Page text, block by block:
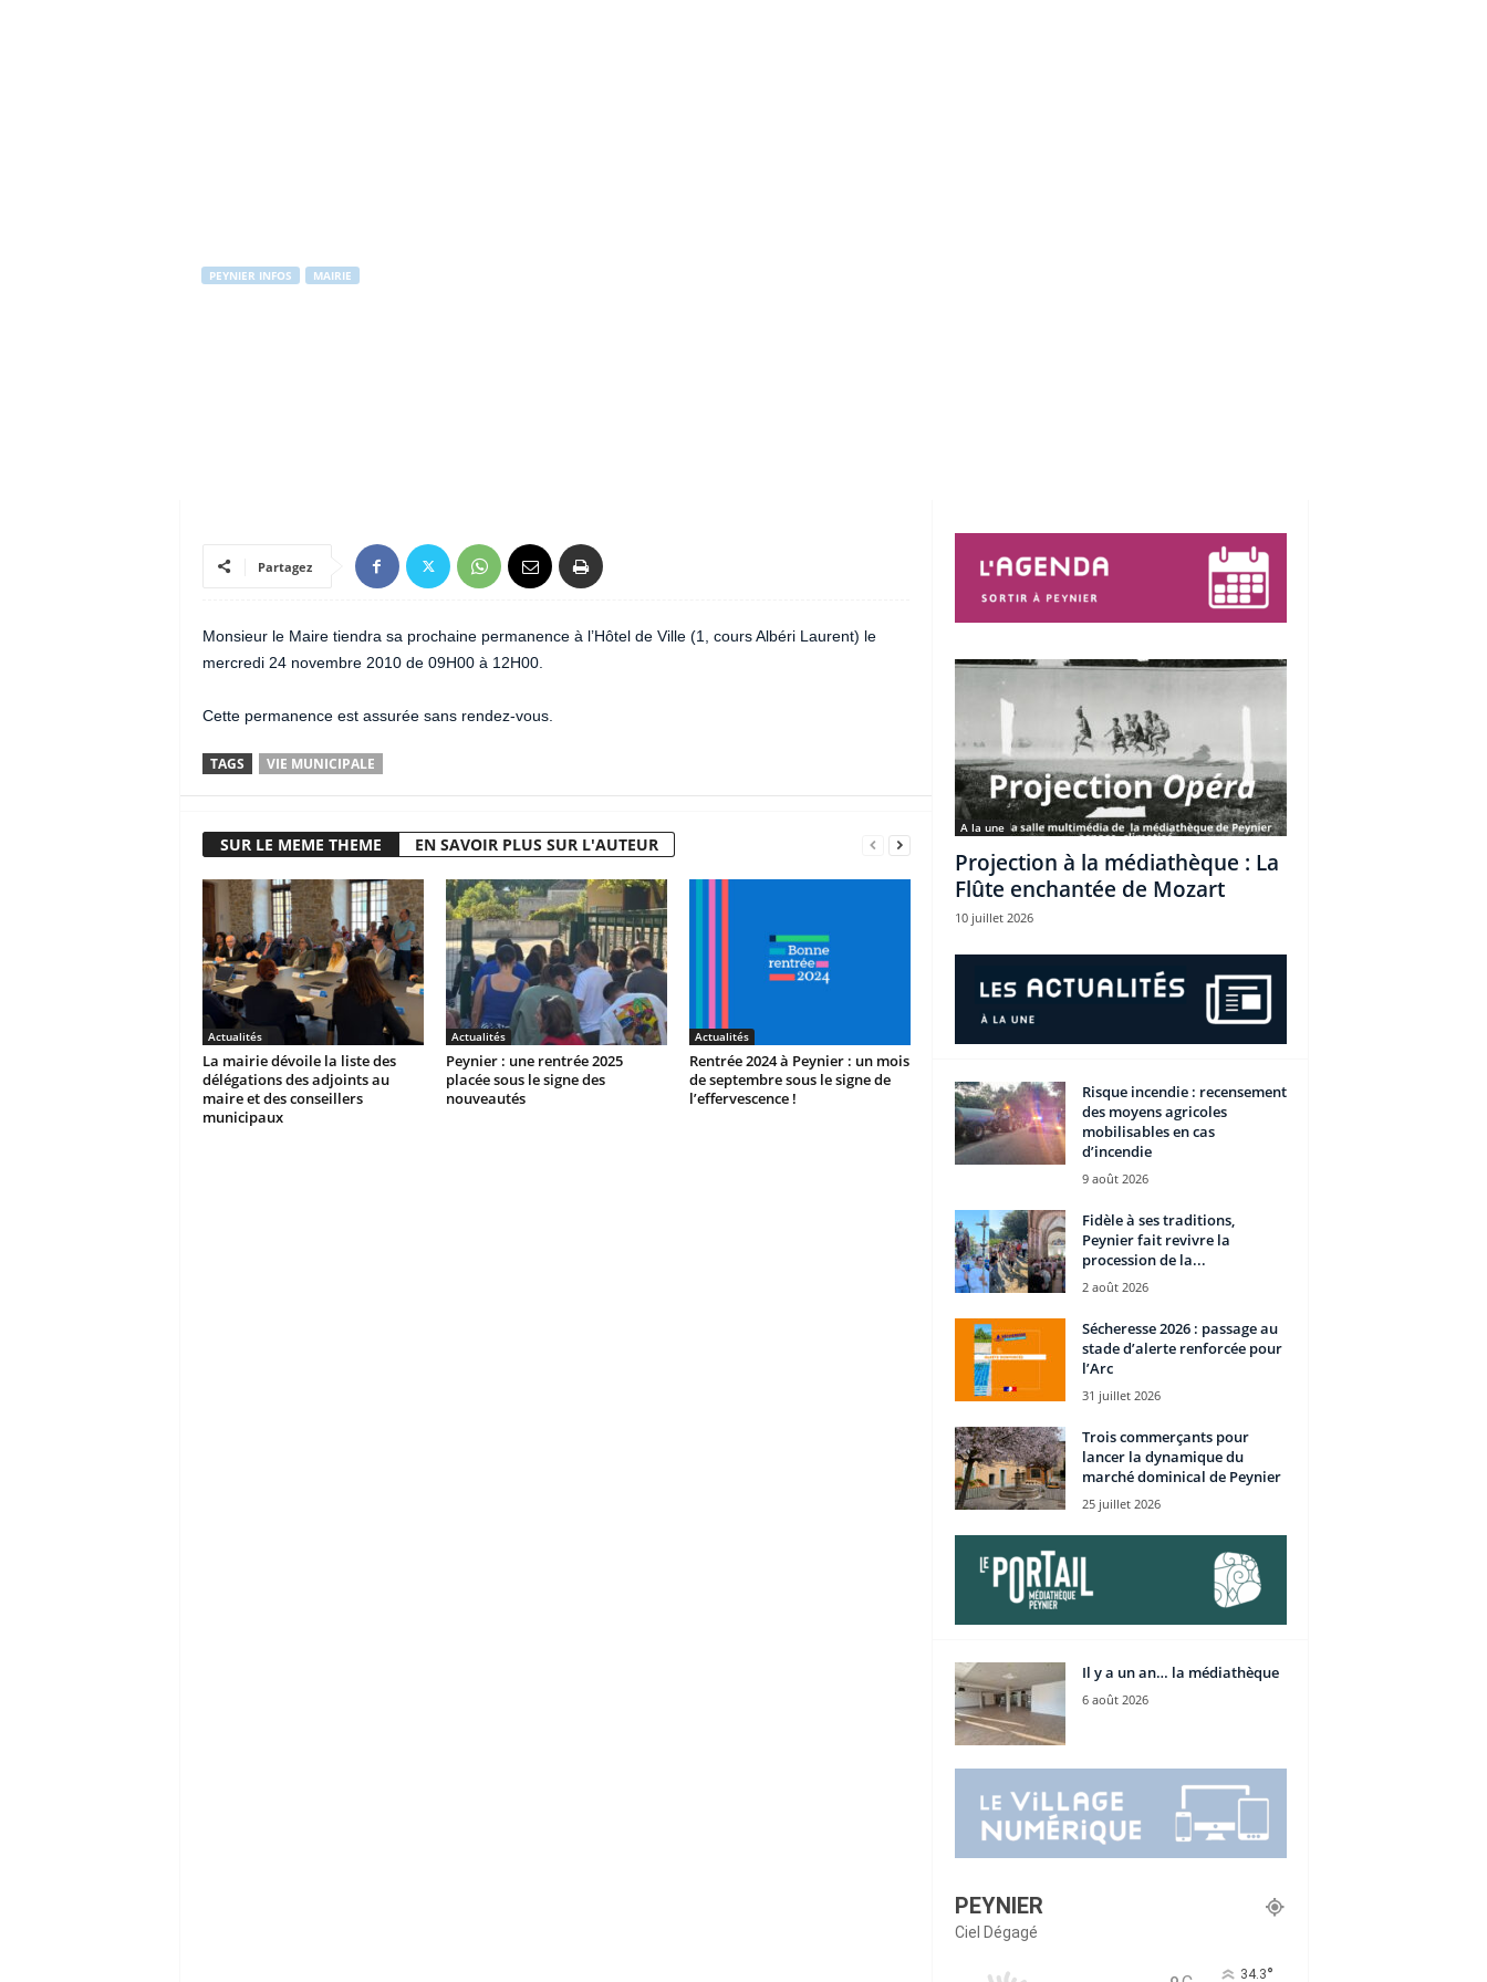
PEYNIER INFOS MAIRIE
Partagez
Monsieur le Maire tiendra sa prochaine permanence à l’Hôtel de Ville (1, cours Albéri Laurent) le
mercredi 24 novembre 2010 de 09H00 à 12H00.
Cette permanence est assurée sans rendez-vous.
TAGS VIE MUNICIPALE
SUR LE MEME THEME EN SAVOIR PLUS SUR L'AUTEUR
Actualités
La mairie dévoile la liste des
délégations des adjoints au
maire et des conseillers
municipaux
Actualités
Peynier : une rentrée 2025
placée sous le signe des
nouveautés
Actualités
Rentrée 2024 à Peynier : un mois
de septembre sous le signe de
l’effervescence !
A la une
Projection à la médiathèque : La
Flûte enchantée de Mozart
10 juillet 2026
Risque incendie : recensement
des moyens agricoles
mobilisables en cas
d’incendie
9 août 2026
Fidèle à ses traditions,
Peynier fait revivre la
procession de la...
2 août 2026
Sécheresse 2026 : passage au
stade d’alerte renforcée pour
l’Arc
31 juillet 2026
Trois commerçants pour
lancer la dynamique du
marché dominical de Peynier
25 juillet 2026
Il y a un an… la médiathèque
6 août 2026
PEYNIER
Ciel Dégagé
34.3°